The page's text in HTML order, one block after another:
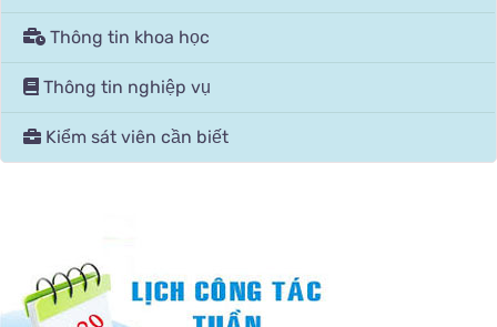
Thông tin khoa học
Thông tin nghiệp vụ
Kiểm sát viên cần biết